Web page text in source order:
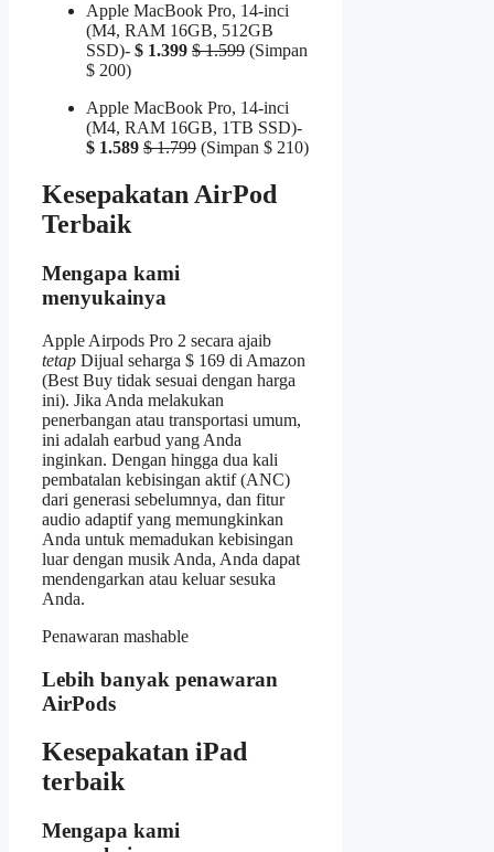
Apple MacBook Pro, 14-inci
(M4, RAM 16GB, 512GB
SSD)- $ 1.399 $ 1.599 (Simpan
$ 200)
Apple MacBook Pro, 14-inci
(M4, RAM 16GB, 1TB SSD)-
$ 1.589 $ 1.799 (Simpan $ 210)
Kesepakatan AirPod
Terbaik
Mengapa kami
menyukainya
Apple Airpods Pro 2 secara ajaib
tetap Dijual seharga $ 169 di Amazon
(Best Buy tidak sesuai dengan harga
ini). Jika Anda melakukan
penerbangan atau transportasi umum,
ini adalah earbud yang Anda
inginkan. Dengan hingga dua kali
pembatalan kebisingan aktif (ANC)
dari generasi sebelumnya, dan fitur
audio adaptif yang memungkinkan
Anda untuk memadukan kebisingan
luar dengan musik Anda, Anda dapat
mendengarkan atau keluar sesuka
Anda.
Penawaran mashable
Lebih banyak penawaran
AirPods
Kesepakatan iPad
terbaik
Mengapa kami